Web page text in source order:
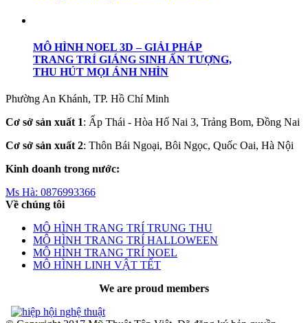
MÔ HÌNH NOEL 3D – GIẢI PHÁP
TRANG TRÍ GIÁNG SINH ẤN TƯỢNG,
THU HÚT MỌI ÁNH NHÌN
Phường An Khánh, TP. Hồ Chí Minh
Cơ sở sản xuất 1: Ấp Thái - Hòa Hố Nai 3, Trảng Bom, Đồng Nai
Cơ sở sản xuất 2: Thôn Bái Ngoại, Bôi Ngọc, Quốc Oai, Hà Nội
Kinh doanh trong nước:
Ms Hà: 0876993366
Về chúng tôi
MÔ HÌNH TRANG TRÍ TRUNG THU
MÔ HÌNH TRANG TRÍ HALLOWEEN
MÔ HÌNH TRANG TRÍ NOEL
MÔ HÌNH LINH VẬT TẾT
We are proud members